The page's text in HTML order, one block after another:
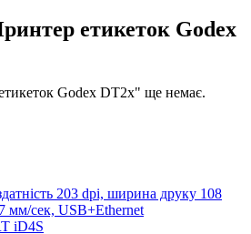
етикеток Godex
Godex DT2x" ще немає.
203 dpi, ширина друку 108
мм/сек, USB+Ethernet
iD4S